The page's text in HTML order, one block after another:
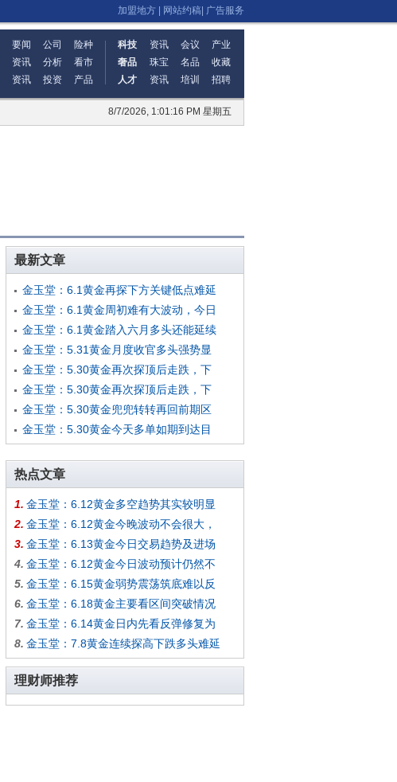
加盟地方 网站约稿 广告服务
要闻 公司
险种
资讯 分析
看市
资讯 投资 产品
科技 资讯 会议
产业
奢品
珠宝 名品
收藏
人才
资讯 培训 招聘
8/7/2026, 1:01:16 PM 星期五
最新文章
金玉堂：6.1黄金再探下方关键低点难延
金玉堂：6.1黄金周初难有大波动，今日
金玉堂：6.1黄金踏入六月多头还能延续
金玉堂：5.31黄金月度收官多头强势显
金玉堂：5.30黄金再次探顶后走跌，下
金玉堂：5.30黄金再次探顶后走跌，下
金玉堂：5.30黄金兜兜转转再回前期区
金玉堂：5.30黄金今天多单如期到达目
热点文章
1. 金玉堂：6.12黄金多空趋势其实较明显
2. 金玉堂：6.12黄金今晚波动不会很大，
3. 金玉堂：6.13黄金今日交易趋势及进场
4. 金玉堂：6.12黄金今日波动预计仍然不
5. 金玉堂：6.15黄金弱势震荡筑底难以反
6. 金玉堂：6.18黄金主要看区间突破情况
7. 金玉堂：6.14黄金日内先看反弹修复为
8. 金玉堂：7.8黄金连续探高下跌多头难延
理财师推荐